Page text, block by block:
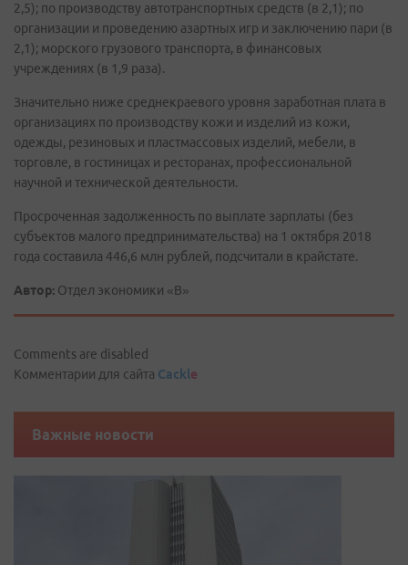
2,5); по производству автотранспортных средств (в 2,1); по
организации и проведению азартных игр и заключению пари (в
2,1); морского грузового транспорта, в финансовых
учреждениях (в 1,9 раза).
Значительно ниже среднекраевого уровня заработная плата в
организациях по производству кожи и изделий из кожи,
одежды, резиновых и пластмассовых изделий, мебели, в
торговле, в гостиницах и ресторанах, профессиональной
научной и технической деятельности.
Просроченная задолженность по выплате зарплаты (без
субъектов малого предпринимательства) на 1 октября 2018
года составила 446,6 млн рублей, подсчитали в крайстате.
Автор: Отдел экономики «В»
Comments are disabled
Комментарии для сайта Cackle
Важные новости